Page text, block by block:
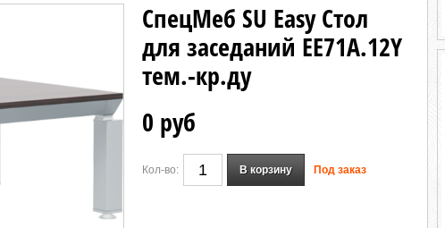
СпецМеб SU Easy Стол
для заседаний EE71A.12Y
тем.-кр.ду
0 руб
Кол-во: В корзину Под заказ